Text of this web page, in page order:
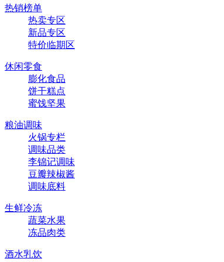
热销榜单
热卖专区
新品专区
特价临期区
休闲零食
膨化食品
饼干糕点
蜜饯坚果
粮油调味
火锅专栏
调味品类
李锦记调味
豆瓣辣椒酱
调味底料
生鲜冷冻
蔬菜水果
冻品肉类
酒水乳饮